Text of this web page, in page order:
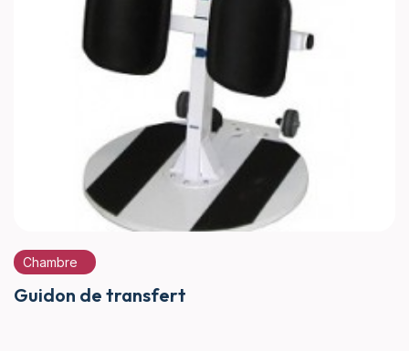
Chambre
Guidon de transfert